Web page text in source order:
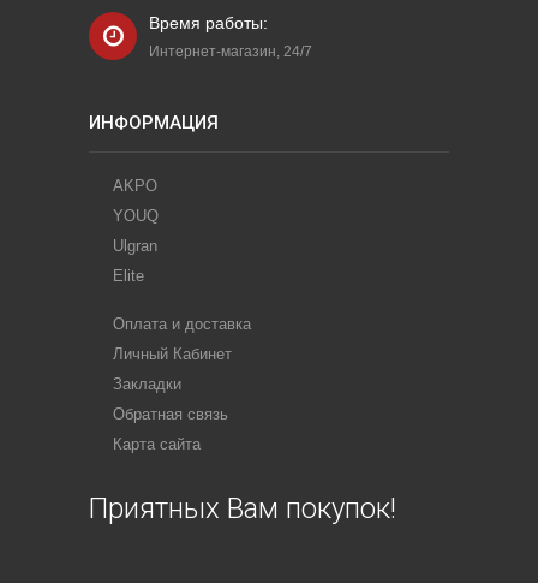
сравнению
Время работы:
Интернет-магазин, 24/7
ИНФОРМАЦИЯ
AKPO
YOUQ
Ulgran
Elite
Оплата и доставка
Личный Кабинет
Закладки
Обратная связь
Карта сайта
Приятных Вам покупок!